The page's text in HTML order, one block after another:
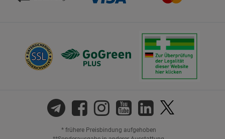
* frühere Preisbindung aufgehoben